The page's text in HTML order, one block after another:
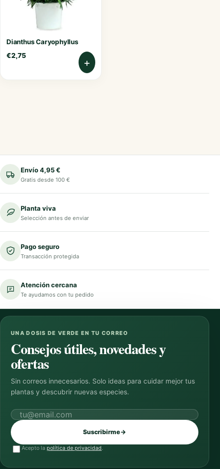
Dianthus Caryophyllus
€2,75
+
Envío 4,95 €
Gratis desde 100 €
Planta viva
Selección antes de enviar
Pago seguro
Transacción protegida
Atención cercana
Te ayudamos con tu pedido
UNA DOSIS DE VERDE EN TU CORREO
Consejos útiles, novedades y
ofertas
Sin correos innecesarios. Solo ideas para cuidar mejor tus
plantas y descubrir nuevas especies.
Correo electrónico
Suscribirme→
Acepto la política de privacidad.